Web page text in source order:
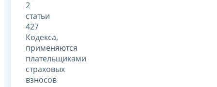
2
статьи
427
Кодекса,
применяются
плательщиками
страховых
взносов